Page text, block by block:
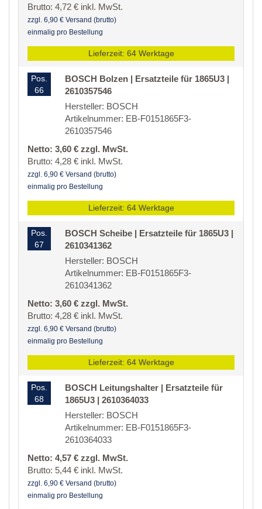
Brutto: 4,72 € inkl. MwSt.
zzgl. 6,90 € Versand (brutto)
einmalig pro Bestellung
Lieferzeit: 64 Werktage
Pos.
66
BOSCH Bolzen | Ersatzteile für 1865U3 |
2610357546
Hersteller: BOSCH
Artikelnummer: EB-F0151865F3-
2610357546
Netto: 3,60 € zzgl. MwSt.
Brutto: 4,28 € inkl. MwSt.
zzgl. 6,90 € Versand (brutto)
einmalig pro Bestellung
Lieferzeit: 64 Werktage
Pos.
67
BOSCH Scheibe | Ersatzteile für 1865U3 |
2610341362
Hersteller: BOSCH
Artikelnummer: EB-F0151865F3-
2610341362
Netto: 3,60 € zzgl. MwSt.
Brutto: 4,28 € inkl. MwSt.
zzgl. 6,90 € Versand (brutto)
einmalig pro Bestellung
Lieferzeit: 64 Werktage
Pos.
68
BOSCH Leitungshalter | Ersatzteile für
1865U3 | 2610364033
Hersteller: BOSCH
Artikelnummer: EB-F0151865F3-
2610364033
Netto: 4,57 € zzgl. MwSt.
Brutto: 5,44 € inkl. MwSt.
zzgl. 6,90 € Versand (brutto)
einmalig pro Bestellung